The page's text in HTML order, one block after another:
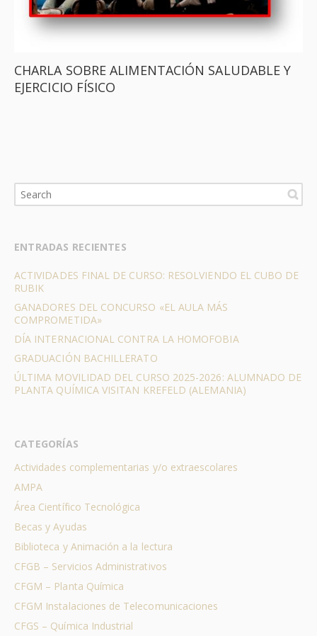
CHARLA SOBRE ALIMENTACIÓN SALUDABLE Y
EJERCICIO FÍSICO
ENTRADAS RECIENTES
ACTIVIDADES FINAL DE CURSO: RESOLVIENDO EL CUBO DE
RUBIK
GANADORES DEL CONCURSO «EL AULA MÁS
COMPROMETIDA»
DÍA INTERNACIONAL CONTRA LA HOMOFOBIA
GRADUACIÓN BACHILLERATO
ÚLTIMA MOVILIDAD DEL CURSO 2025-2026: ALUMNADO DE
PLANTA QUÍMICA VISITAN KREFELD (ALEMANIA)
CATEGORÍAS
Actividades complementarias y/o extraescolares
AMPA
Área Científico Tecnológica
Becas y Ayudas
Biblioteca y Animación a la lectura
CFGB – Servicios Administrativos
CFGM – Planta Química
CFGM Instalaciones de Telecomunicaciones
CFGS – Química Industrial